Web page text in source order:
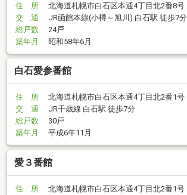
住 所
北海道札幌市白石区本通4丁目北2番8号
交 通
JR函館本線(小樽～旭川) 白石駅 徒歩7分
総戸数
24戸
築年月
昭和58年6月
白石愛参番館
住 所
北海道札幌市白石区本通4丁目北2番1号
交 通
JR千歳線 白石駅 徒歩7分
総戸数
30戸
築年月
平成6年11月
愛３番館
住 所
北海道札幌市白石区本通4丁目北2番1号